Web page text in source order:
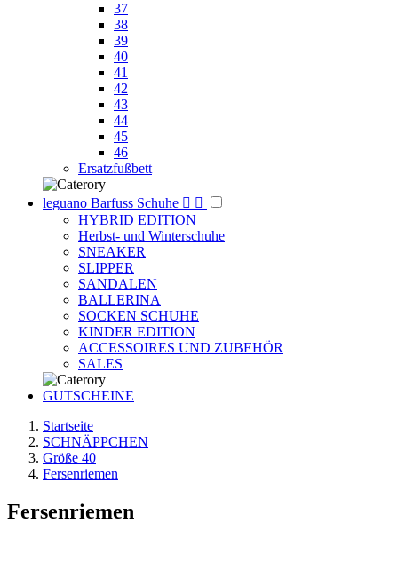
37
38
39
40
41
42
43
44
45
46
Ersatzfußbett
leguano Barfuss Schuhe  
HYBRID EDITION
Herbst- und Winterschuhe
SNEAKER
SLIPPER
SANDALEN
BALLERINA
SOCKEN SCHUHE
KINDER EDITION
ACCESSOIRES UND ZUBEHÖR
SALES
GUTSCHEINE
Startseite
SCHNÄPPCHEN
Größe 40
Fersenriemen
Fersenriemen